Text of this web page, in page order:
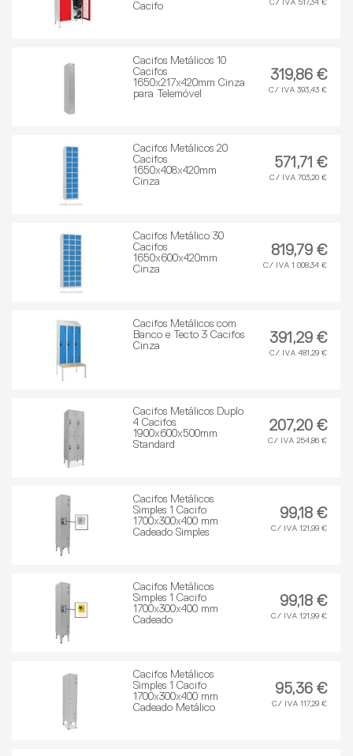
Cacifo
C/ IVA 517,34 €
Cacifos Metálicos 10
Cacifos
1650x217x420mm Cinza
para Telemóvel
319,86 €
C/ IVA 393,43 €
Cacifos Metálicos 20
Cacifos
1650x408x420mm
Cinza
571,71 €
C/ IVA 703,20 €
Cacifos Metálico 30
Cacifos
1650x600x420mm
Cinza
819,79 €
C/ IVA 1 008,34 €
Cacifos Metálicos com
Banco e Tecto 3 Cacifos
Cinza
391,29 €
C/ IVA 481,29 €
Cacifos Metálicos Duplo
4 Cacifos
1900x600x500mm
Standard
207,20 €
C/ IVA 254,86 €
Cacifos Metálicos
Simples 1 Cacifo
1700x300x400 mm
Cadeado Simples
99,18 €
C/ IVA 121,99 €
Cacifos Metálicos
Simples 1 Cacifo
1700x300x400 mm
Cadeado
99,18 €
C/ IVA 121,99 €
Cacifos Metálicos
Simples 1 Cacifo
1700x300x400 mm
Cadeado Metálico
95,36 €
C/ IVA 117,29 €